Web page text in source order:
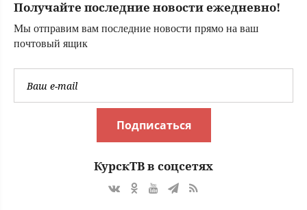
Получайте последние новости ежедневно!
Мы отправим вам последние новости прямо на ваш
почтовый ящик
Подписаться
КурскТВ в соцсетях